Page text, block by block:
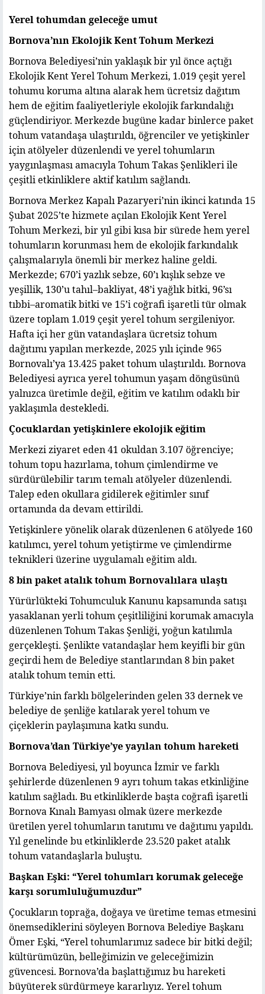
Yerel tohumdan geleceğe umut
Bornova’nın Ekolojik Kent Tohum Merkezi
Bornova Belediyesi’nin yaklaşık bir yıl önce açtığı
Ekolojik Kent Yerel Tohum Merkezi, 1.019 çeşit yerel
tohumu koruma altına alarak hem ücretsiz dağıtım
hem de eğitim faaliyetleriyle ekolojik farkındalığı
güçlendiriyor. Merkezde bugüne kadar binlerce paket
tohum vatandaşa ulaştırıldı, öğrenciler ve yetişkinler
için atölyeler düzenlendi ve yerel tohumların
yaygınlaşması amacıyla Tohum Takas Şenlikleri ile
çeşitli etkinliklere aktif katılım sağlandı.
Bornova Merkez Kapalı Pazaryeri’nin ikinci katında 15
Şubat 2025’te hizmete açılan Ekolojik Kent Yerel
Tohum Merkezi, bir yıl gibi kısa bir sürede hem yerel
tohumların korunması hem de ekolojik farkındalık
çalışmalarıyla önemli bir merkez haline geldi.
Merkezde; 670’i yazlık sebze, 60’ı kışlık sebze ve
yeşillik, 130’u tahıl–bakliyat, 48’i yağlık bitki, 96’sı
tıbbi–aromatik bitki ve 15’i coğrafi işaretli tür olmak
üzere toplam 1.019 çeşit yerel tohum sergileniyor.
Hafta içi her gün vatandaşlara ücretsiz tohum
dağıtımı yapılan merkezde, 2025 yılı içinde 965
Bornovalı’ya 13.425 paket tohum ulaştırıldı. Bornova
Belediyesi ayrıca yerel tohumun yaşam döngüsünü
yalnızca üretimle değil, eğitim ve katılım odaklı bir
yaklaşımla destekledi.
Çocuklardan yetişkinlere ekolojik eğitim
Merkezi ziyaret eden 41 okuldan 3.107 öğrenciye;
tohum topu hazırlama, tohum çimlendirme ve
sürdürülebilir tarım temalı atölyeler düzenlendi.
Talep eden okullara gidilerek eğitimler sınıf
ortamında da devam ettirildi.
Yetişkinlere yönelik olarak düzenlenen 6 atölyede 160
katılımcı, yerel tohum yetiştirme ve çimlendirme
teknikleri üzerine uygulamalı eğitim aldı.
8 bin paket atalık tohum Bornovalılara ulaştı
Yürürlükteki Tohumculuk Kanunu kapsamında satışı
yasaklanan yerli tohum çeşitliliğini korumak amacıyla
düzenlenen Tohum Takas Şenliği, yoğun katılımla
gerçekleşti. Şenlikte vatandaşlar hem keyifli bir gün
geçirdi hem de Belediye stantlarından 8 bin paket
atalık tohum temin etti.
Türkiye’nin farklı bölgelerinden gelen 33 dernek ve
belediye de şenliğe katılarak yerel tohum ve
çiçeklerin paylaşımına katkı sundu.
Bornova’dan Türkiye’ye yayılan tohum hareketi
Bornova Belediyesi, yıl boyunca İzmir ve farklı
şehirlerde düzenlenen 9 ayrı tohum takas etkinliğine
katılım sağladı. Bu etkinliklerde başta coğrafi işaretli
Bornova Kınalı Bamyası olmak üzere merkezde
üretilen yerel tohumların tanıtımı ve dağıtımı yapıldı.
Yıl genelinde bu etkinliklerde 23.520 paket atalık
tohum vatandaşlarla buluştu.
Başkan Eşki: “Yerel tohumları korumak geleceğe
karşı sorumluluğumuzdur”
Çocukların toprağa, doğaya ve üretime temas etmesini
önemsediklerini söyleyen Bornova Belediye Başkanı
Ömer Eşki, “Yerel tohumlarımız sadece bir bitki değil;
kültürümüzün, belleğimizin ve geleceğimizin
güvencesi. Bornova’da başlattığımız bu hareketi
büyüterek sürdürmeye kararlıyız. Yerel tohum